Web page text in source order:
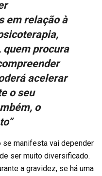
em relação à
quem procura
acelerar
o seu
o
se manifesta vai depender
ser muito diversificado.
a gravidez, se há uma